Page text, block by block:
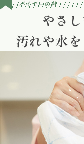
やさ
汚れや水